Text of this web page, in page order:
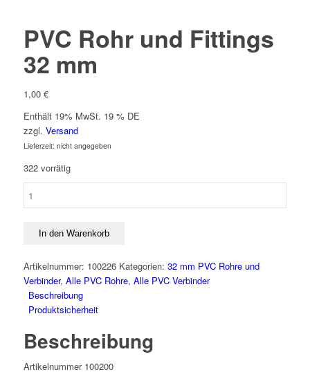
PVC Rohr und Fittings
32 mm
1,00 €
Enthält 19% MwSt. 19 % DE
zzgl. Versand
Lieferzeit: nicht angegeben
322 vorrätig
Fittings
mm
Menge
In den Warenkorb
Artikelnummer: 100226 Kategorien: 32 mm PVC Rohre und
Verbinder, Alle PVC Rohre, Alle PVC Verbinder
Beschreibung
Produktsicherheit
Beschreibung
Artikelnummer 100200